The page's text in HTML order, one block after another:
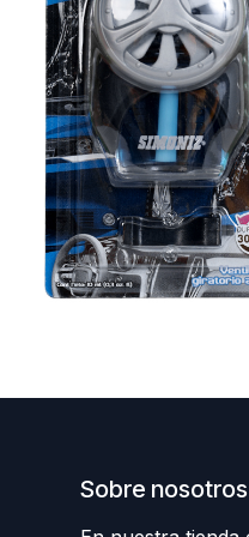
Sobre nosotros